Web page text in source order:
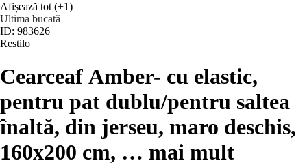
Afișează tot (+1)
Ultima bucată
ID: 983626
Restilo
Cearceaf Amber- cu elastic,
pentru pat dublu/pentru saltea
înaltă, din jerseu, maro deschis,
160x200 cm, … mai mult